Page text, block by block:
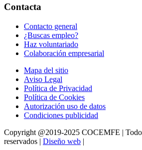
Contacta
Contacto general
¿Buscas empleo?
Haz voluntariado
Colaboración empresarial
Mapa del sitio
Aviso Legal
Política de Privacidad
Política de Cookies
Autorización uso de datos
Condiciones publicidad
Copyright @2019-2025 COCEMFE |
reservados | Diseño web |